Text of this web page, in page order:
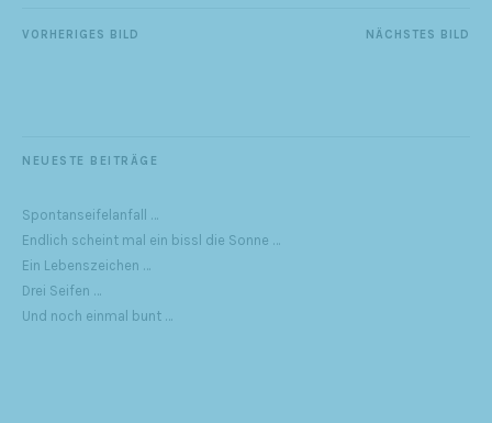
NÄCHSTES BILD
VORHERIGES BILD
NEUESTE BEITRÄGE
Spontanseifelanfall …
Endlich scheint mal ein bissl die Sonne …
Ein Lebenszeichen …
Drei Seifen …
Und noch einmal bunt …